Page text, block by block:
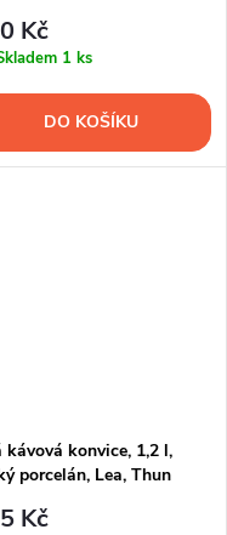
Kč
1 ks
DO KOŠÍKU
kávová konvice, 1,2 l,
porcelán, Lea, Thun
Kč